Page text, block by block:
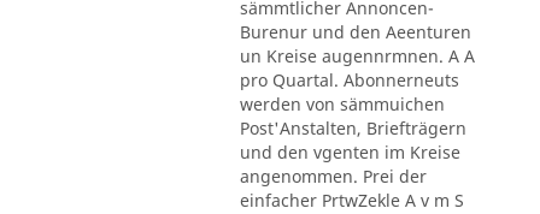
sämmtlicher Annoncen-
Burenur und den Aeenturen
un Kreise augennrmnen. A A
pro Quartal. Abonnerneuts
werden von sämmuichen
Post'Anstalten, Briefträgern
und den vgenten im Kreise
angenommen. Prei der
einfacher PrtwZekle A v m S